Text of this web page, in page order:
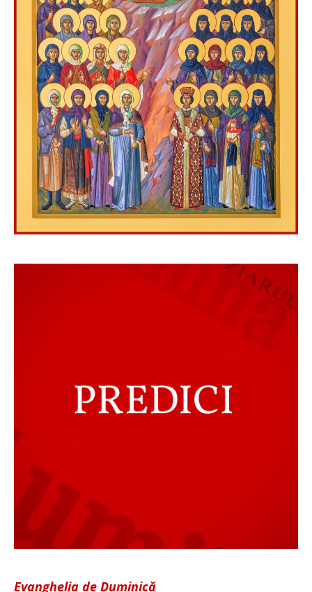
Evanghelia de Duminică